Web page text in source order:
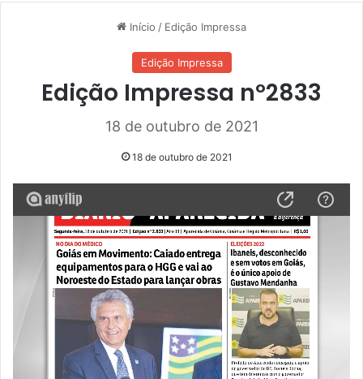
Início / Edição Impressa
Edição Impressa
Edição Impressa nº2833
18 de outubro de 2021
18 de outubro de 2021